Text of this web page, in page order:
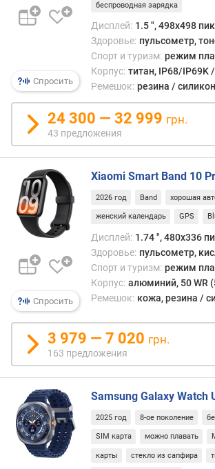
г
и
е
ш
в
п
о
о
з
ы
в
м
п
о
д
а
е
д
о
б
а
Спросить
беспроводная зарядка
Дисплей: 1.5 ", 498x498
Здоровье: пульсометр,
Спорт и туризм: режим
Корпус: титан, IP68/IP69K
Ремешок: резина / силикон
24 300 — 32 999 грн.
43 предложения
Спросить
Xiaomi Smart Band 10
2026 год Band хорошая
женский календарь GPS
Дисплей: 1.74 ", 480x336
Здоровье: пульсометр,
Спорт и туризм: режим
Корпус: алюминий, 50 WR
Ремешок: кожа, резина /
3 979 — 7 020 грн.
163 предложения
Samsung Galaxy Watch
2025 год 8-ое поколение
SIM карта можно плавать
карты стекло из сапфира